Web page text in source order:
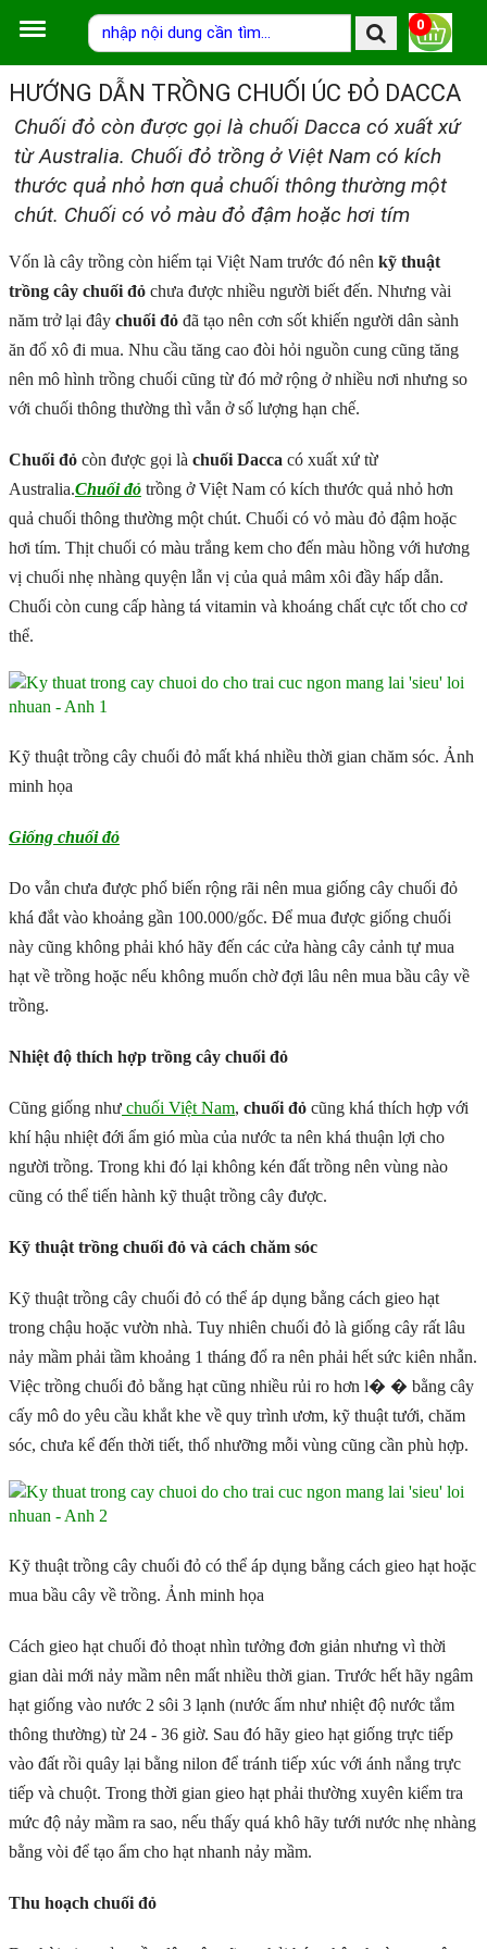
0
HƯỚNG DẪN TRỒNG CHUỐI ÚC ĐỎ DACCA
Chuối đỏ còn được gọi là chuối Dacca có xuất xứ
từ Australia. Chuối đỏ trồng ở Việt Nam có kích
thước quả nhỏ hơn quả chuối thông thường một
chút. Chuối có vỏ màu đỏ đậm hoặc hơi tím
Vốn là cây trồng còn hiếm tại Việt Nam trước đó nên kỹ thuật
trồng cây chuối đỏ chưa được nhiều người biết đến. Nhưng vài
năm trở lại đây chuối đỏ đã tạo nên cơn sốt khiến người dân sành
ăn đổ xô đi mua. Nhu cầu tăng cao đòi hỏi nguồn cung cũng tăng
nên mô hình trồng chuối cũng từ đó mở rộng ở nhiều nơi nhưng so
với chuối thông thường thì vẫn ở số lượng hạn chế.
Chuối đỏ còn được gọi là chuối Dacca có xuất xứ từ
Australia.Chuối đỏ trồng ở Việt Nam có kích thước quả nhỏ hơn
quả chuối thông thường một chút. Chuối có vỏ màu đỏ đậm hoặc
hơi tím. Thịt chuối có màu trắng kem cho đến màu hồng với hương
vị chuối nhẹ nhàng quyện lẫn vị của quả mâm xôi đầy hấp dẫn.
Chuối còn cung cấp hàng tá vitamin và khoáng chất cực tốt cho cơ
thể.
Kỹ thuật trồng cây chuối đỏ mất khá nhiều thời gian chăm sóc. Ảnh
minh họa
Giống chuối đỏ
Do vẫn chưa được phổ biến rộng rãi nên mua giống cây chuối đỏ
khá đắt vào khoảng gần 100.000/gốc. Để mua được giống chuối
này cũng không phải khó hãy đến các cửa hàng cây cảnh tự mua
hạt về trồng hoặc nếu không muốn chờ đợi lâu nên mua bầu cây về
trồng.
Nhiệt độ thích hợp trồng cây chuối đỏ
Cũng giống như chuối Việt Nam, chuối đỏ cũng khá thích hợp với
khí hậu nhiệt đới ẩm gió mùa của nước ta nên khá thuận lợi cho
người trồng. Trong khi đó lại không kén đất trồng nên vùng nào
cũng có thể tiến hành kỹ thuật trồng cây được.
Kỹ thuật trồng chuối đỏ và cách chăm sóc
Kỹ thuật trồng cây chuối đỏ có thể áp dụng bằng cách gieo hạt
trong chậu hoặc vườn nhà. Tuy nhiên chuối đỏ là giống cây rất lâu
nảy mầm phải tầm khoảng 1 tháng đổ ra nên phải hết sức kiên nhẫn.
Việc trồng chuối đỏ bằng hạt cũng nhiều rủi ro hơn l� � bằng cây
cấy mô do yêu cầu khắt khe về quy trình ươm, kỹ thuật tưới, chăm
sóc, chưa kể đến thời tiết, thổ nhưỡng mỗi vùng cũng cần phù hợp.
Kỹ thuật trồng cây chuối đỏ có thể áp dụng bằng cách gieo hạt hoặc
mua bầu cây về trồng. Ảnh minh họa
Cách gieo hạt chuối đỏ thoạt nhìn tưởng đơn giản nhưng vì thời
gian dài mới nảy mầm nên mất nhiều thời gian. Trước hết hãy ngâm
hạt giống vào nước 2 sôi 3 lạnh (nước ấm như nhiệt độ nước tắm
thông thường) từ 24 - 36 giờ. Sau đó hãy gieo hạt giống trực tiếp
vào đất rồi quây lại bằng nilon để tránh tiếp xúc với ánh nắng trực
tiếp và chuột. Trong thời gian gieo hạt phải thường xuyên kiểm tra
mức độ nảy mầm ra sao, nếu thấy quá khô hãy tưới nước nhẹ nhàng
bằng vòi để tạo ẩm cho hạt nhanh nảy mầm.
Thu hoạch chuối đỏ